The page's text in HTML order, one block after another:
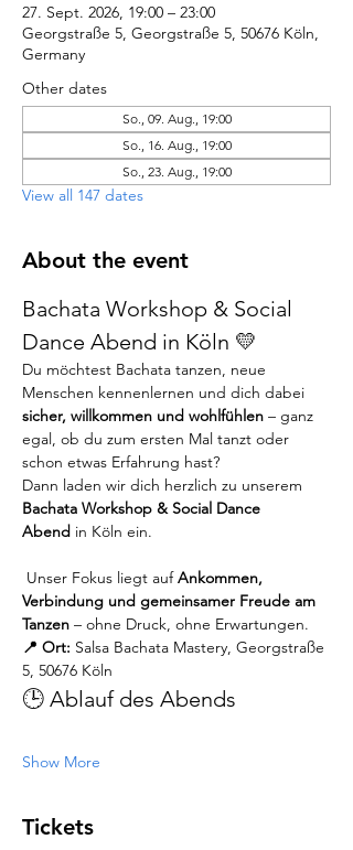
27. Sept. 2026, 19:00 – 23:00
Georgstraße 5, Georgstraße 5, 50676 Köln,
Germany
Other dates
So., 09. Aug., 19:00
So., 16. Aug., 19:00
So., 23. Aug., 19:00
View all 147 dates
About the event
Bachata Workshop & Social
Dance Abend in Köln 💛
Du möchtest Bachata tanzen, neue
Menschen kennenlernen und dich dabei
sicher, willkommen und wohlfühlen – ganz
egal, ob du zum ersten Mal tanzt oder
schon etwas Erfahrung hast?
Dann laden wir dich herzlich zu unserem
Bachata Workshop & Social Dance
Abend in Köln ein.
Unser Fokus liegt auf Ankommen,
Verbindung und gemeinsamer Freude am
Tanzen – ohne Druck, ohne Erwartungen.
📍 Ort: Salsa Bachata Mastery, Georgstraße
5, 50676 Köln
🕒 Ablauf des Abends
Show More
Tickets